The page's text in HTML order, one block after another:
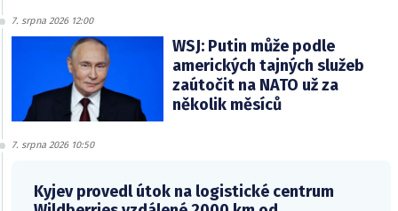
7. srpna 2026 12:00
WSJ: Putin může podle
amerických tajných služeb
zaútočit na NATO už za
několik měsíců
7. srpna 2026 10:50
Kyjev provedl útok na logistické centrum